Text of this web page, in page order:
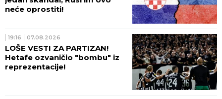
neće oprostiti!
19:16 07.08.2026
LOŠE VESTI ZA PARTIZAN!
Hetafe ozvaničio "bombu" iz
reprezentacije!